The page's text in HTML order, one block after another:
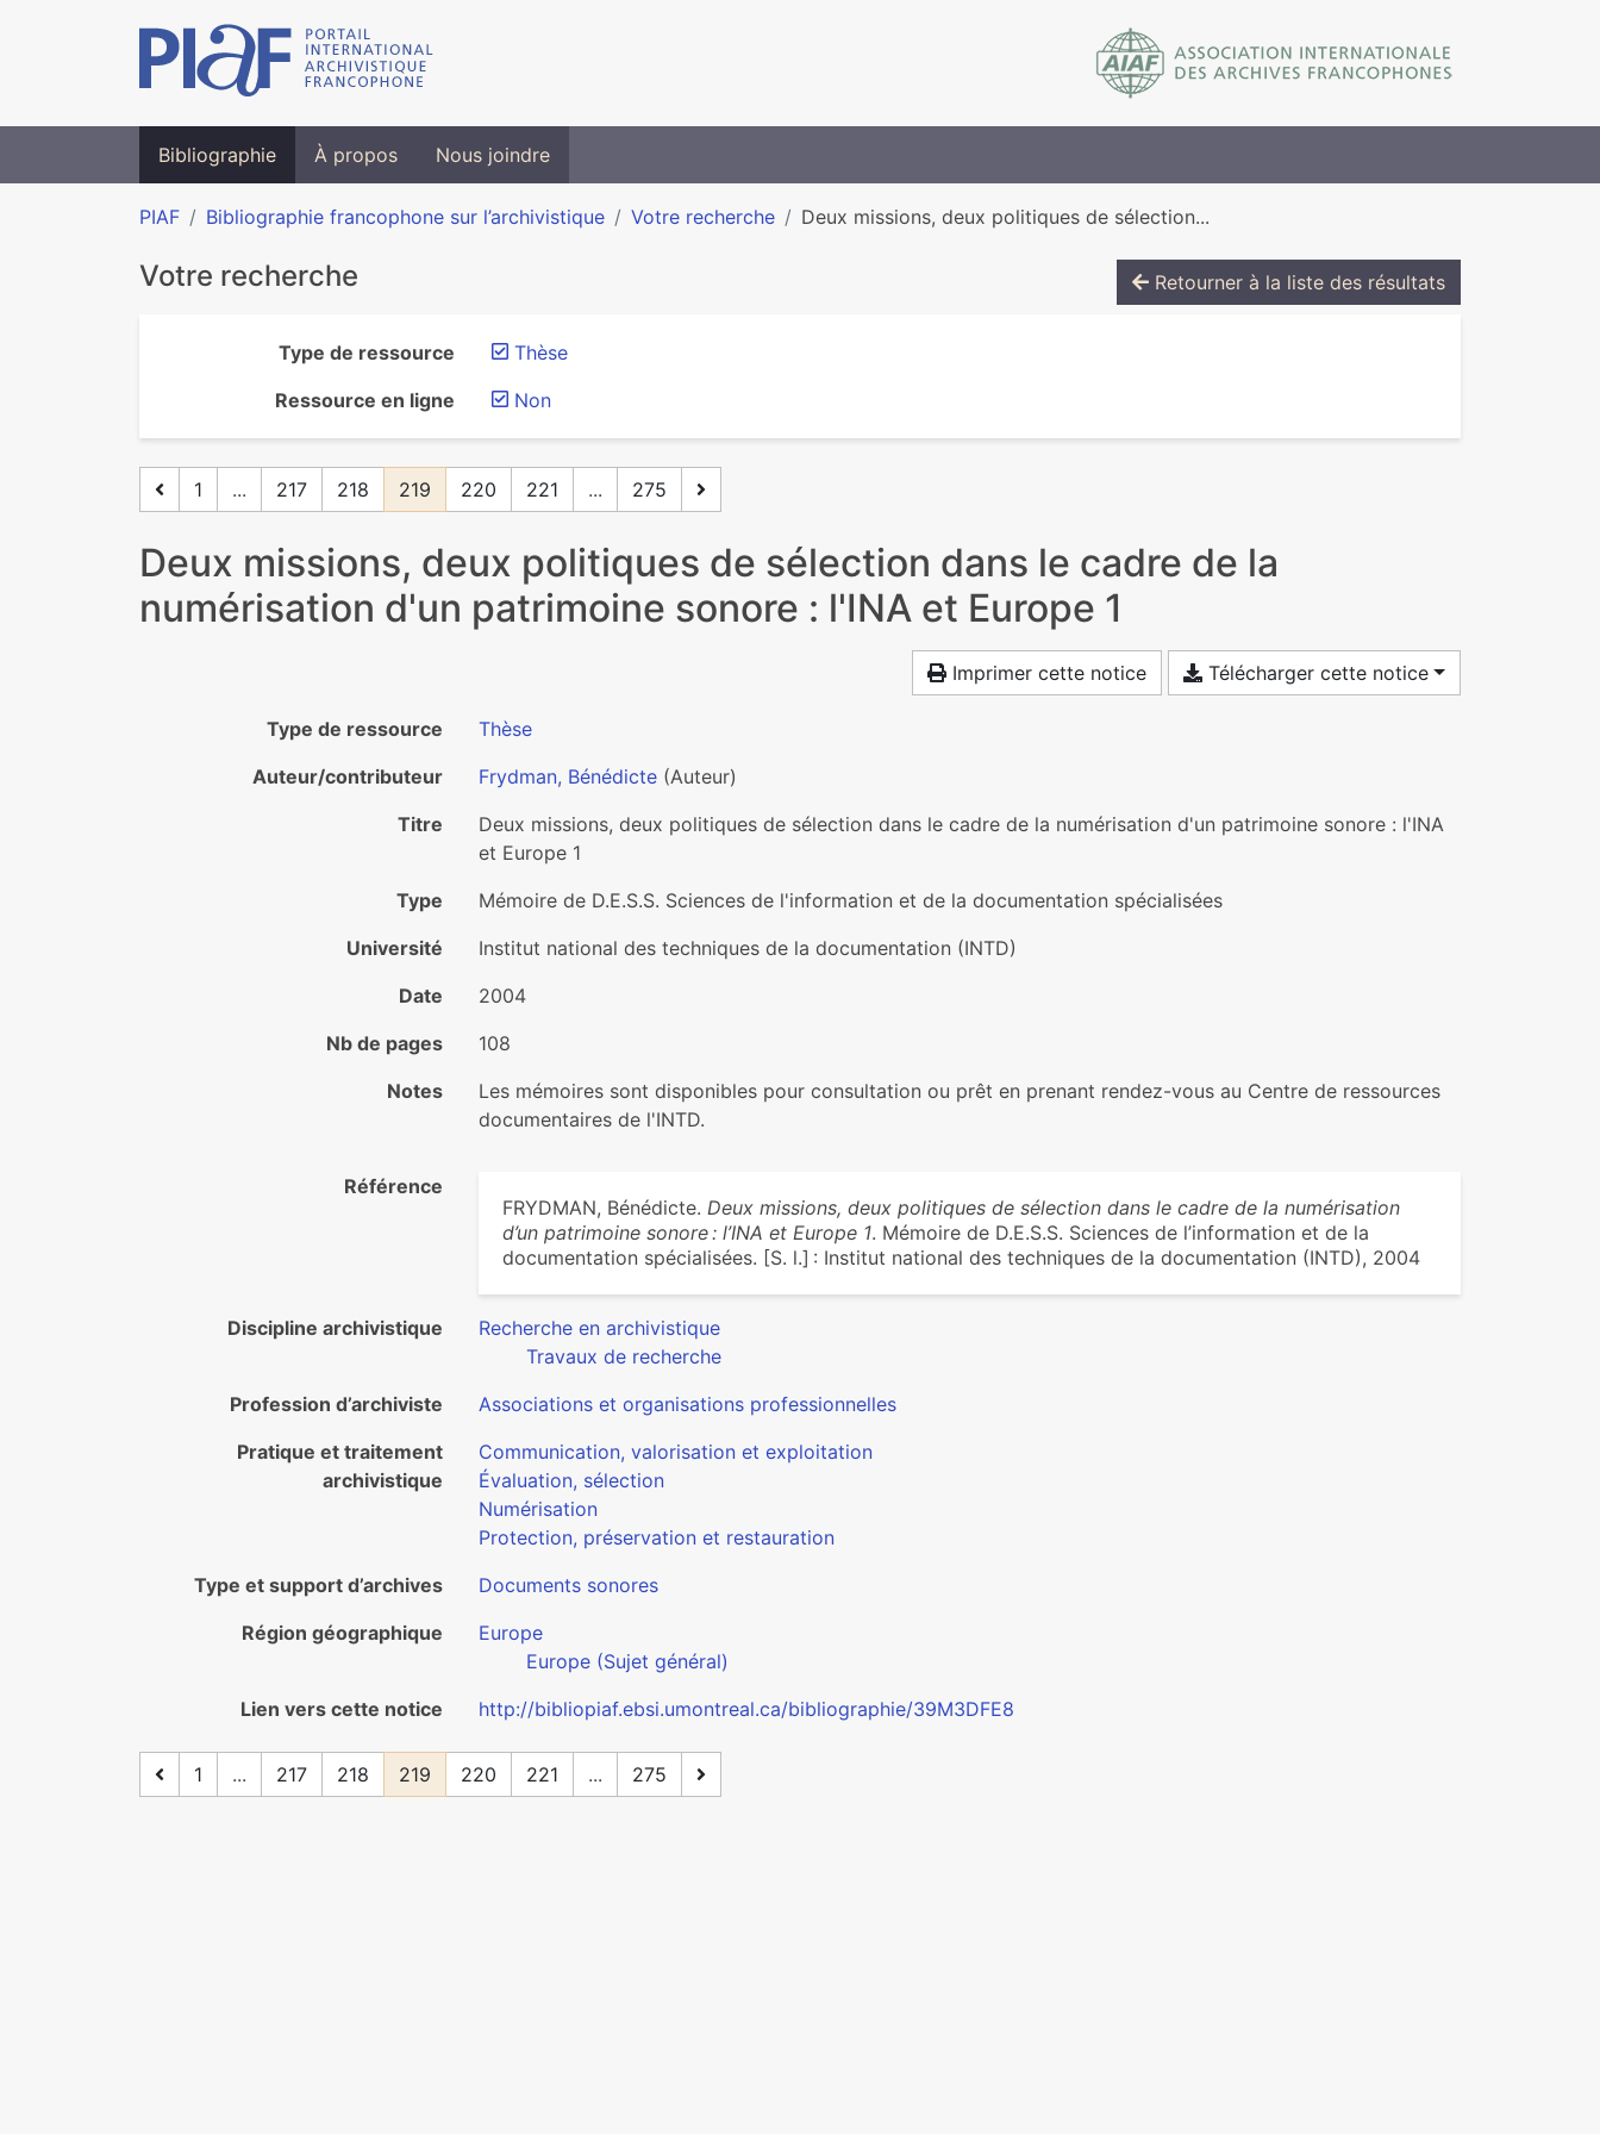
Bibliographie À propos Nous joindre
PIAF Bibliographie francophone sur l’archivistique Votre recherche Deux missions, deux politiques de sélection...
Votre recherche Retourner à la liste des résultats
Type de ressource
Thèse
Ressource en ligne
Non
1 ... 217 218 219 220 221 ... 275
Deux missions, deux politiques de sélection dans le cadre de la
numérisation d'un patrimoine sonore : l'INA et Europe 1
Imprimer cette notice Télécharger cette notice
Type de ressource
Thèse
Auteur/contributeur
Frydman, Bénédicte (Auteur)
Titre
Deux missions, deux politiques de sélection dans le cadre de la numérisation d'un patrimoine sonore : l'INA
et Europe 1
Type
Mémoire de D.E.S.S. Sciences de l'information et de la documentation spécialisées
Université
Institut national des techniques de la documentation (INTD)
Date
2004
Nb de pages
108
Notes
Les mémoires sont disponibles pour consultation ou prêt en prenant rendez-vous au Centre de ressources
documentaires de l'INTD.
Référence
FRYDMAN, Bénédicte. Deux missions, deux politiques de sélection dans le cadre de la numérisation
d’un patrimoine sonore : l’INA et Europe 1. Mémoire de D.E.S.S. Sciences de l’information et de la
documentation spécialisées. [S. l.] : Institut national des techniques de la documentation (INTD), 2004
Discipline archivistique
Recherche en archivistique
Travaux de recherche
Profession d’archiviste
Associations et organisations professionnelles
Pratique et traitement
archivistique
Communication, valorisation et exploitation
Évaluation, sélection
Numérisation
Protection, préservation et restauration
Type et support d’archives
Documents sonores
Région géographique
Europe
Europe (Sujet général)
Lien vers cette notice
http://bibliopiaf.ebsi.umontreal.ca/bibliographie/39M3DFE8
1 ... 217 218 219 220 221 ... 275